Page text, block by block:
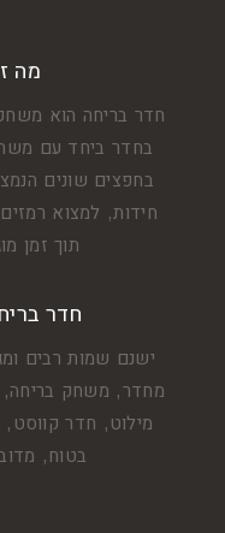
מה
חדר בריחה הוא
בחדר ביחד עם
בחפצים שונים
חידות, למצוא
תוך זמן
חדר
ישנם שמות רבים
מחדר, משחק בריחה,
מילוט, חדר
בטוח,